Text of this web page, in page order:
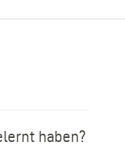
haben?